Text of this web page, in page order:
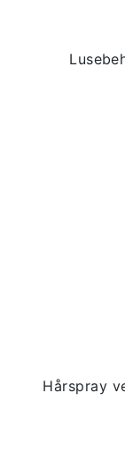
Hårspray